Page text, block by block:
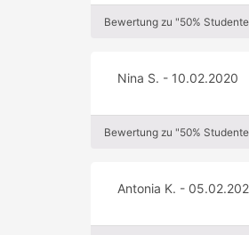
Bewertung zu "50%
Nina S. - 10.02.2020
Bewertung zu "50%
Antonia K. -